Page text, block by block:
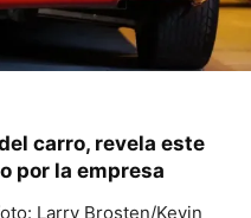
carro, revela este
por la empresa
Larry Brosten/Kevin